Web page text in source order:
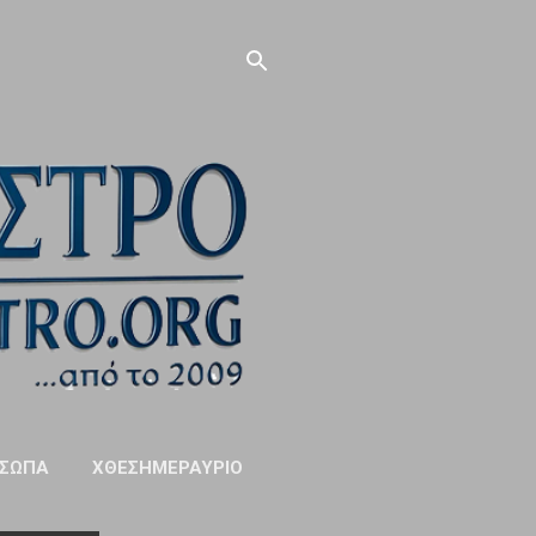
ΧΘΕΣΗΜΕΡΑΥΡΙΟ